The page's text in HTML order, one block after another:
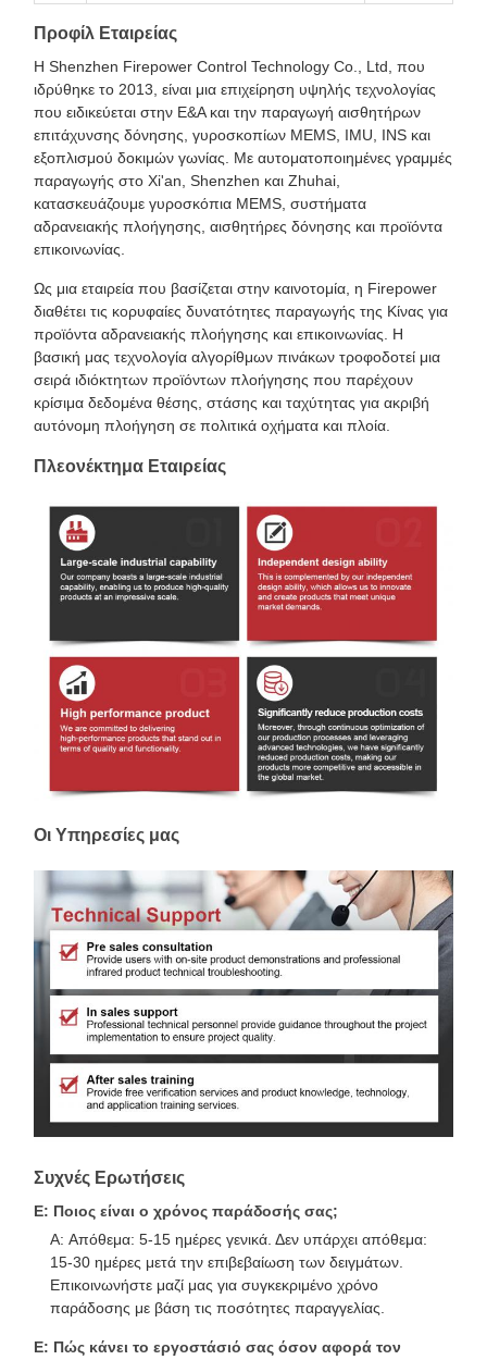
Προφίλ Εταιρείας
Η Shenzhen Firepower Control Technology Co., Ltd, που
ιδρύθηκε το 2013, είναι μια επιχείρηση υψηλής τεχνολογίας
που ειδικεύεται στην Ε&Α και την παραγωγή αισθητήρων
επιτάχυνσης δόνησης, γυροσκοπίων MEMS, IMU, INS και
εξοπλισμού δοκιμών γωνίας. Με αυτοματοποιημένες γραμμές
παραγωγής στο Xi'an, Shenzhen και Zhuhai,
κατασκευάζουμε γυροσκόπια MEMS, συστήματα
αδρανειακής πλοήγησης, αισθητήρες δόνησης και προϊόντα
επικοινωνίας.
Ως μια εταιρεία που βασίζεται στην καινοτομία, η Firepower
διαθέτει τις κορυφαίες δυνατότητες παραγωγής της Κίνας για
προϊόντα αδρανειακής πλοήγησης και επικοινωνίας. Η
βασική μας τεχνολογία αλγορίθμων πινάκων τροφοδοτεί μια
σειρά ιδιόκτητων προϊόντων πλοήγησης που παρέχουν
κρίσιμα δεδομένα θέσης, στάσης και ταχύτητας για ακριβή
αυτόνομη πλοήγηση σε πολιτικά οχήματα και πλοία.
Πλεονέκτημα Εταιρείας
Οι Υπηρεσίες μας
Συχνές Ερωτήσεις
Ε: Ποιος είναι ο χρόνος παράδοσής σας;
A: Απόθεμα: 5-15 ημέρες γενικά. Δεν υπάρχει απόθεμα:
15-30 ημέρες μετά την επιβεβαίωση των δειγμάτων.
Επικοινωνήστε μαζί μας για συγκεκριμένο χρόνο
παράδοσης με βάση τις ποσότητες παραγγελίας.
Ε: Πώς κάνει το εργοστάσιό σας όσον αφορά τον